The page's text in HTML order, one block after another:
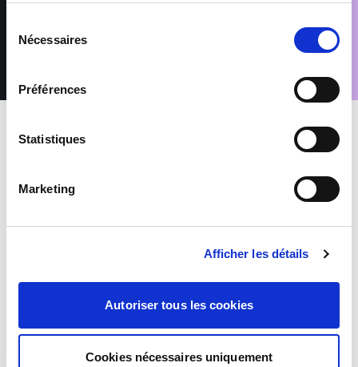
Nécessaires
Préférences
Statistiques
Marketing
Afficher les détails
Autoriser tous les cookies
Cookies nécessaires uniquement
Esch-sur-Alzette – Bâtiment – Second oeuvre,
Travaux publics
d’un droit d’accès, de rectification, de suppression et
accompagnée d’une pièce d’identité à : rgpd@sofitex.lu